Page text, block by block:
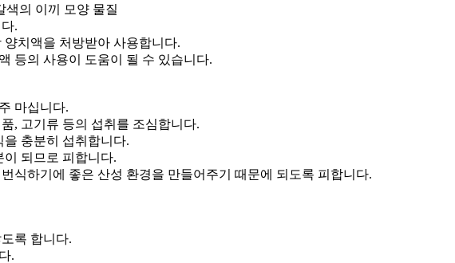
의 이끼 모양 물질
.
치액을 처방받아 사용합니다.
등의 사용이 도움이 될 수 있습니다.
마십니다.
, 고기류 등의 섭취를 조심합니다.
을 충분히 섭취합니다.
이 되므로 피합니다.
식하기에 좋은 산성 환경을 만들어주기 때문에 되도록 피합니다.
록 합니다.
.